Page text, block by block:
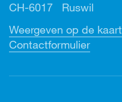
CH-6017 Ruswil
Weergeven op de kaart
Contactformulier